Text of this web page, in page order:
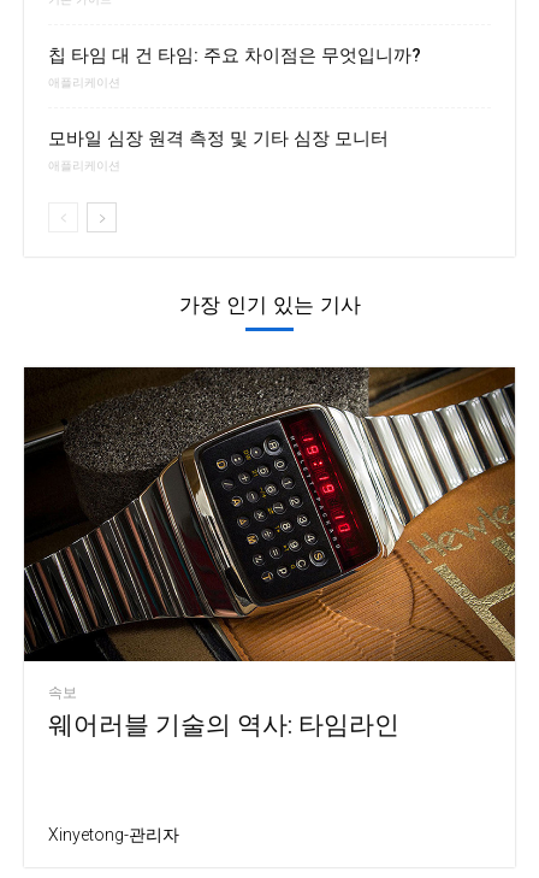
칩 타임 대 건 타임: 주요 차이점은 무엇입니까?
애플리케이션
모바일 심장 원격 측정 및 기타 심장 모니터
애플리케이션
가장 인기 있는 기사
속보
웨어러블 기술의 역사: 타임라인
Xinyetong-관리자